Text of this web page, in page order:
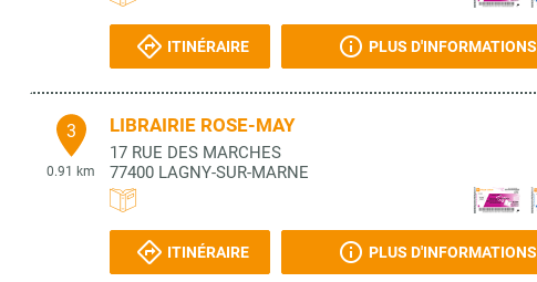
ITINÉRAIRE PLUS D'INFORMATIONS
3
0.91 km
LIBRAIRIE ROSE-MAY
17 RUE DES MARCHES
77400 LAGNY-SUR-MARNE
ITINÉRAIRE PLUS D'INFORMATIONS